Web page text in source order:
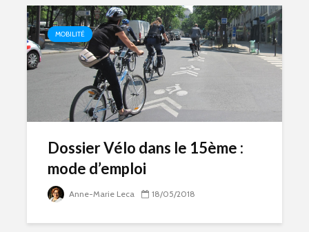
MOBILITÉ
Dossier Vélo dans le 15ème :
mode d’emploi
Anne-Marie Leca 18/05/2018